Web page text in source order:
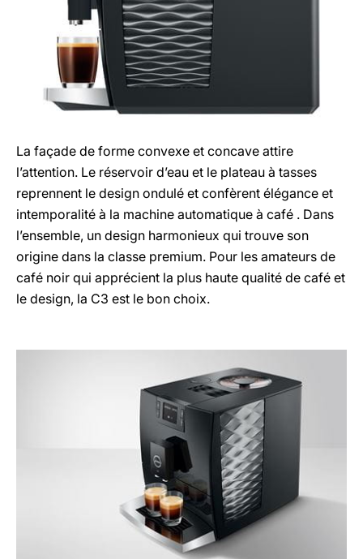
La façade de forme convexe et concave attire
l’attention. Le réservoir d’eau et le plateau à tasses
reprennent le design ondulé et confèrent élégance et
intemporalité à la machine automatique à café . Dans
l’ensemble, un design harmonieux qui trouve son
origine dans la classe premium. Pour les amateurs de
café noir qui apprécient la plus haute qualité de café et
le design, la C3 est le bon choix.